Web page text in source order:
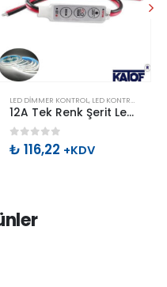
LED DIMMER KONTROL, LED KONTROL CIHAZLARI
12A Tek Renk Şerit Led Mini Dimmer 5-24V
0 out of 5
₺ 116,22 +KDV